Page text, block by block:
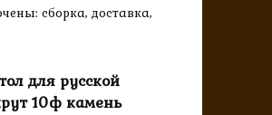
сборка, доставка,
для русской
10ф камень